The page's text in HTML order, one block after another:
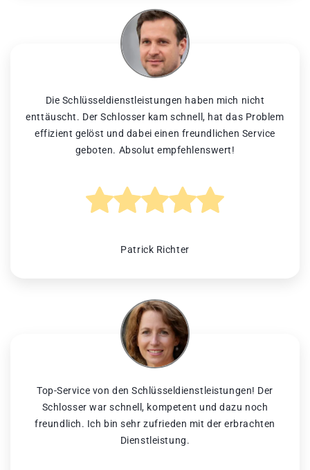
Die Schlüsseldienstleistungen haben mich nicht
enttäuscht. Der Schlosser kam schnell, hat das Problem
effizient gelöst und dabei einen freundlichen Service
geboten. Absolut empfehlenswert!
Patrick Richter
Top-Service von den Schlüsseldienstleistungen! Der
Schlosser war schnell, kompetent und dazu noch
freundlich. Ich bin sehr zufrieden mit der erbrachten
Dienstleistung.